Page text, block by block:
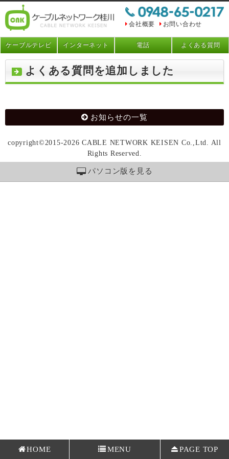
会社概要 お問い合わせ
ケーブルテレビ インターネット 電話 よくある質問
よくある質問を追加しました
お知らせの一覧
copyright©2015-2026 CABLE NETWORK KEISEN Co.,Ltd. All
Rights Reserved.
HOME MENU PAGE TOP
パソコン版を見る